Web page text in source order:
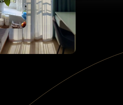
Шторы как инструмент
планировки